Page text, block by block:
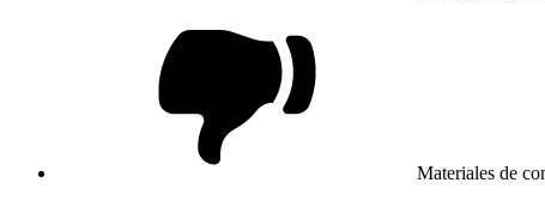
Materiales de